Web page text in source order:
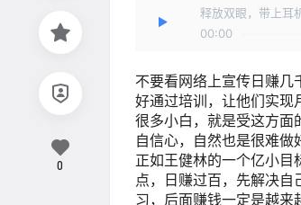
释放双眼，带上耳
00:00
不要看网络上宣传日赚几
好通过培训，让他们实现
很多小白，就是受这方面
自信心，自然也是很难做
正如王健林的一个亿小
点，日赚过百，先解决
习，后面赚钱一定是越来
0